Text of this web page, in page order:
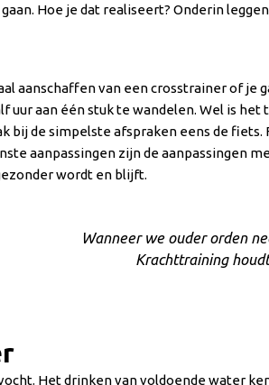
Hoe je dat realiseert? Onderin
aanschaffen van een crosstrainer of
uur aan één stuk te wandelen. Wel is
de simpelste afspraken eens de
aanpassingen zijn de aanpassingen
wordt en blijft.
Wanneer we ouder orden
Krachttraining
Het drinken van voldoende water